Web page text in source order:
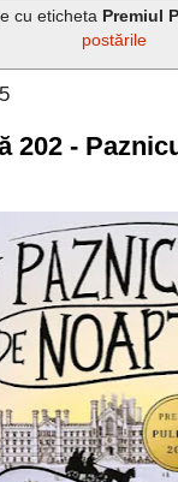
cu eticheta Premiul
postările
202 -